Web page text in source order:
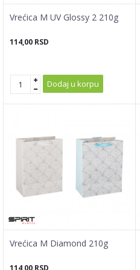
Vrećica M UV Glossy 2 210g
114,00 RSD
Dodaj u korpu
Vrećica M Diamond 210g
114,00 RSD